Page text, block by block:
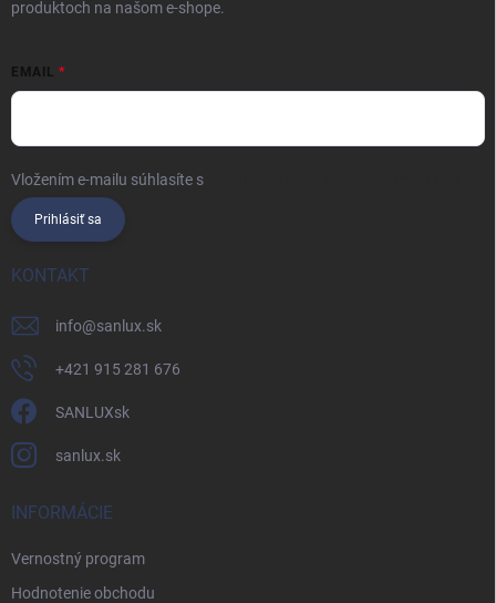
produktoch na našom e-shope.
EMAIL
Vložením e-mailu súhlasíte s
Prihlásiť sa
KONTAKT
info@sanlux.sk
+421 915 281 676
SANLUXsk
sanlux.sk
INFORMÁCIE
Vernostný program
Hodnotenie obchodu